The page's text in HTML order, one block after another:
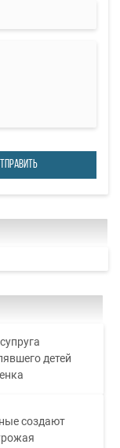
детей
создают